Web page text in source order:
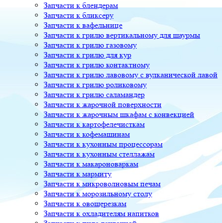
Запчасти к блендерам
Запчасти к бликсеру
Запчасти к вафельнице
Запчасти к грилю вертикальному для шаурмы
Запчасти к грилю газовому
Запчасти к грилю для кур
Запчасти к грилю контактному
Запчасти к грилю лавовому с вулканической лавой
Запчасти к грилю роликовому
Запчасти к грилю саламандер
Запчасти к жарочной поверхности
Запчасти к жарочным шкафам с конвекцией
Запчасти к картофелечисткам
Запчасти к кофемашинам
Запчасти к кухонным процессорам
Запчасти к кухонным стеллажам
Запчасти к макароноваркам
Запчасти к мармиту
Запчасти к микроволновым печам
Запчасти к морозильному столу
Запчасти к овощерезкам
Запчасти к охладителям напитков